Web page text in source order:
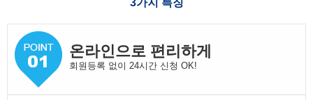
3가지 특징
온라인으로 편리하게
회원등록 없이 24시간 신청 OK!